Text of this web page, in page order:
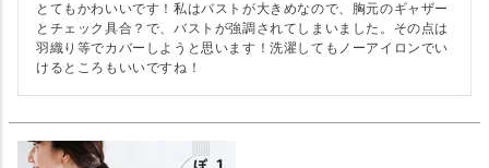
とてもかわいいです！私はバストが大きめなので、胸元のギャザー
とチェック具合？で、バストが強調されてしまいました。その点は
羽織り等でカバーしようと思います！洗濯してもノーアイロンでい
けるところもいいですね！